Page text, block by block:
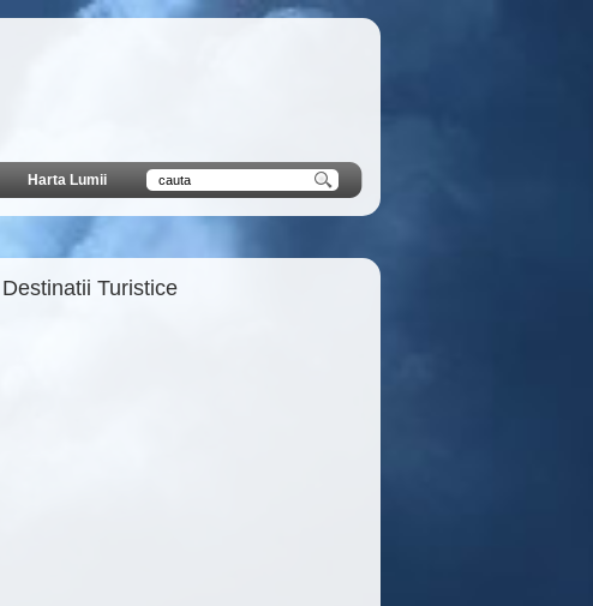
Harta Lumii
Destinatii Turistice